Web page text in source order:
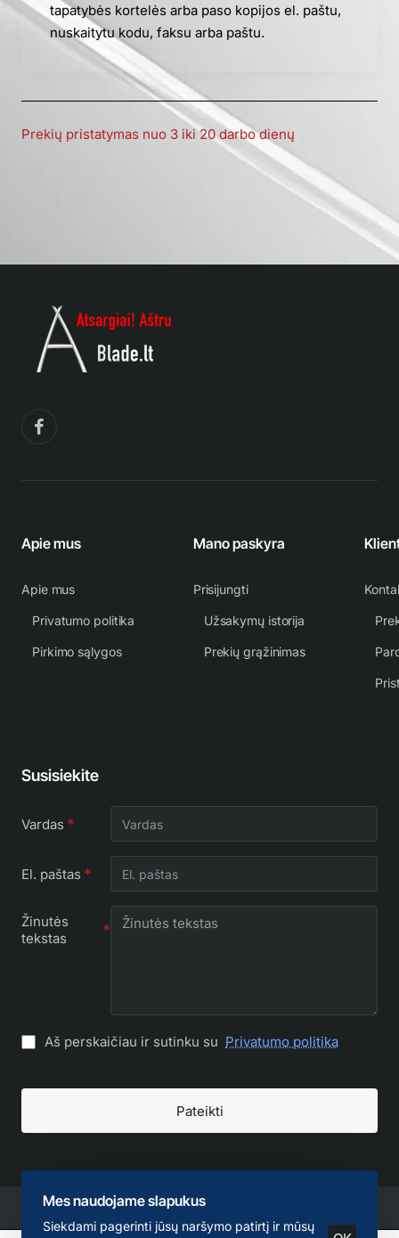
Mes naudojame slapukus
Siekdami pagerinti jūsų naršymo patirtį ir mūsų
tapatybės kortelės arba paso kopijos el. paštu,
nuskaitytu kodu, faksu arba paštu.
Prekių pristatymas nuo 3 iki 20 darbo dienų
Apie mus
Apie mus
Privatumo politika
Pirkimo sąlygos
Mano paskyra
Prisijungti
Užsakymų istorija
Prekių grąžinimas
Susisiekite
Vardas
El. paštas
Žinutės
tekstas
Aš perskaičiau ir sutinku su Privatumo politika
Pateikti